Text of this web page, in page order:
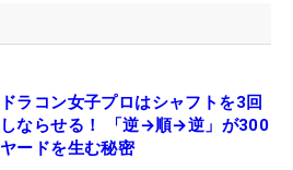
ドラコン女子プロはシャフトを3回
しならせる！ 「逆→順→逆」が300
ヤードを生む秘密